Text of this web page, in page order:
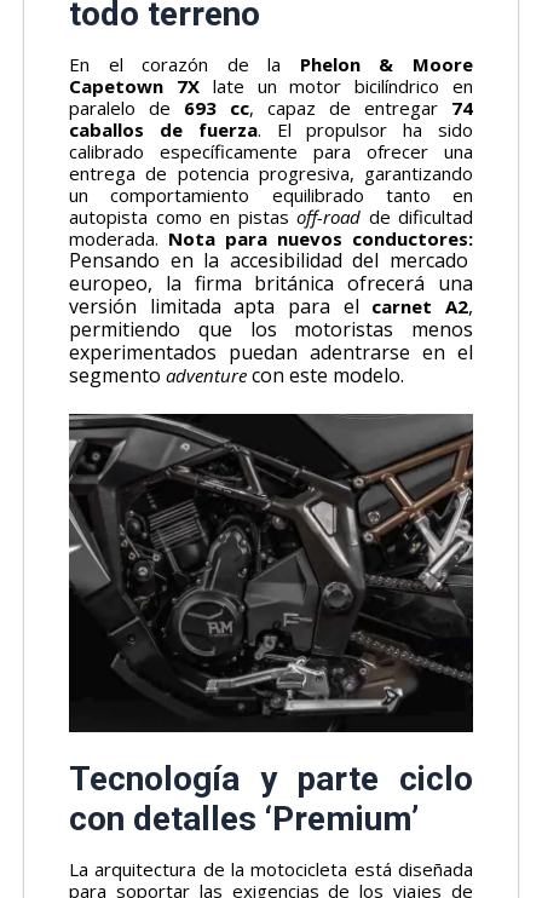
todo terreno
En el corazón de la Phelon & Moore
Capetown 7Xlate un motor bicilíndrico en
paralelo de 693 cc, capaz de entregar 74
caballos de fuerza. El propulsor ha sido
calibrado específicamente para ofrecer una
entrega de potencia progresiva, garantizando
un comportamiento equilibrado tanto en
autopista como en pistas off-road de dificultad
moderada. Nota para nuevos conductores:
Pensando en la accesibilidad del mercado
europeo, la firma británica ofrecerá una
versión limitada apta para el carnet A2,
permitiendo que los motoristas menos
experimentados puedan adentrarse en el
segmento adventure con este modelo.
Tecnología y parte ciclo
con detalles ‘Premium’
La arquitectura de la motocicleta está diseñada
para soportar las exigencias de los viajes de